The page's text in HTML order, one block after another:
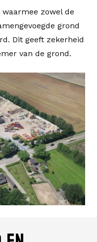
waarmee zowel de
grond
Dit geeft zekerheid
van de grond.